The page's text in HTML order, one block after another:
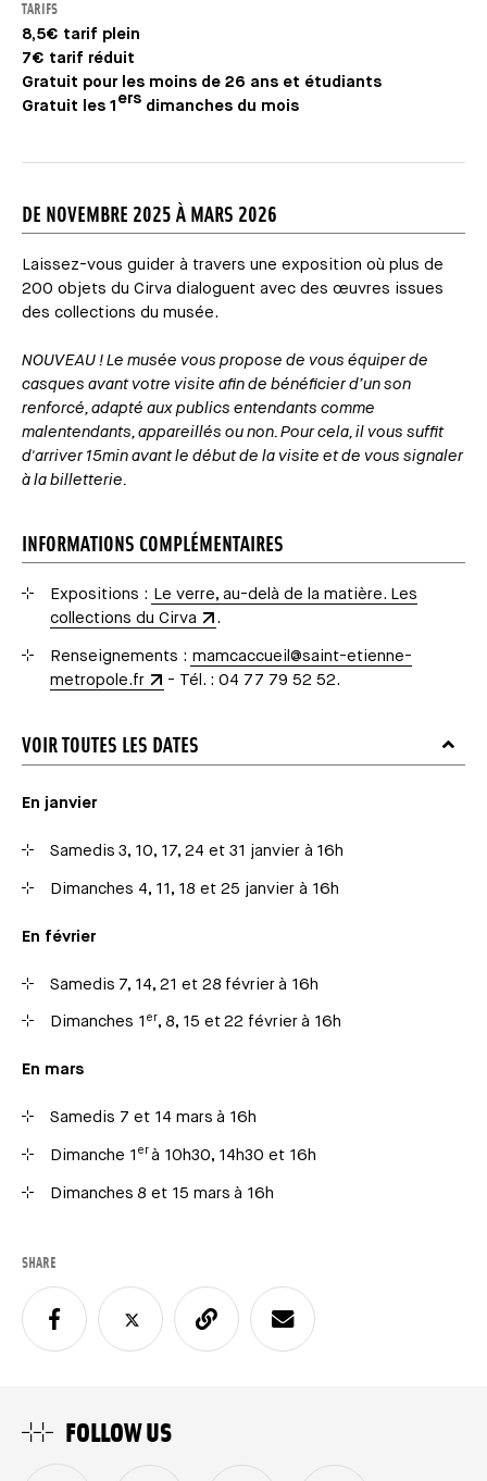
TARIFS
8,5€ tarif plein
7€ tarif réduit
Gratuit pour les moins de 26 ans et étudiants
Gratuit les 1ers dimanches du mois
DE NOVEMBRE 2025 À MARS 2026
Laissez-vous guider à travers une exposition où plus de
200 objets du Cirva dialoguent avec des œuvres issues
des collections du musée.
NOUVEAU ! Le musée vous propose de vous équiper de
casques avant votre visite afin de bénéficier d’un son
renforcé, adapté aux publics entendants comme
malentendants, appareillés ou non. Pour cela, il vous suffit
d'arriver 15min avant le début de la visite et de vous signaler
à la billetterie.
INFORMATIONS COMPLÉMENTAIRES
Expositions : Le verre, au-delà de la matière. Les
collections du Cirva
.
Renseignements : mamcaccueil@saint-etienne-
metropole.fr
- Tél. : 04 77 79 52 52.
VOIR TOUTES LES DATES
En janvier
Samedis 3, 10, 17, 24 et 31 janvier à 16h
Dimanches 4, 11, 18 et 25 janvier à 16h
En février
Samedis 7, 14, 21 et 28 février à 16h
Dimanches 1 er, 8, 15 et 22 février à 16h
En mars
Samedis 7 et 14 mars à 16h
Dimanche 1 erà 10h30, 14h30 et 16h
Dimanches 8 et 15 mars à 16h
SHARE
FOLLOW US